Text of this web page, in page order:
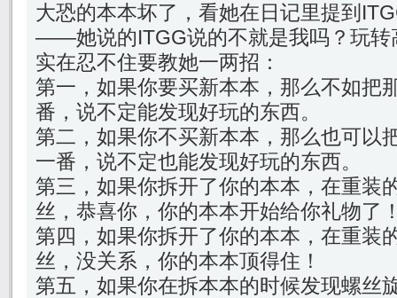
大恐的本本坏了，看她在日记里提到
——她说的ITGG说的不就是我吗？玩转
实在忍不住要教她一两招：
第一，如果你要买新本本，那么不如把
番，说不定能发现好玩的东西。
第二，如果你不买新本本，那么也可以
一番，说不定也能发现好玩的东西。
第三，如果你拆开了你的本本，在重装
丝，恭喜你，你的本本开始给你礼物了
第四，如果你拆开了你的本本，在重装
丝，没关系，你的本本顶得住！
第五，如果你在拆本本的时候发现螺丝